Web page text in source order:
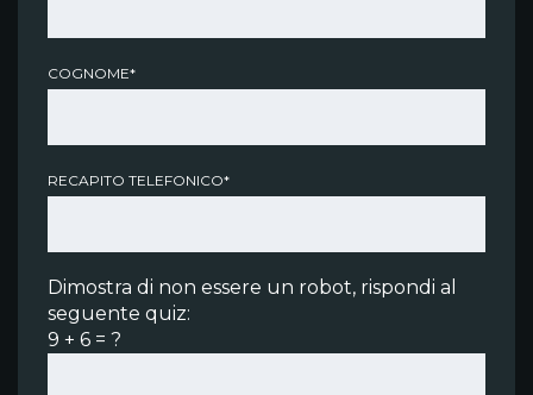
COGNOME*
RECAPITO TELEFONICO*
Dimostra di non essere un robot, rispondi al
seguente quiz:
9 + 6 = ?